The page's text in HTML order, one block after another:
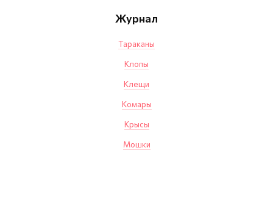
Журнал
Тараканы
Клопы
Клещи
Комары
Крысы
Мошки